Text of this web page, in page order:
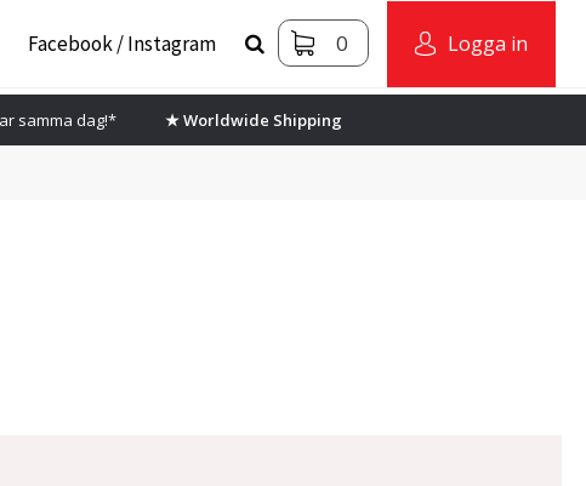
Logga in
Facebook / Instagram 0
samma dag!* ★ Worldwide Shipping